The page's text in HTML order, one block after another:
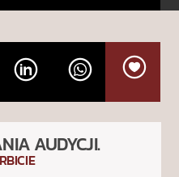
AUDYCJI.